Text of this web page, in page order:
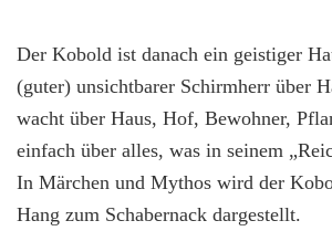
Der Kobold ist danach ein geistiger
(guter) unsichtbarer Schirmherr über
wacht über Haus, Hof, Bewohner,
einfach über alles, was in seinem
In Märchen und Mythos wird der
Hang zum Schabernack dargestellt.